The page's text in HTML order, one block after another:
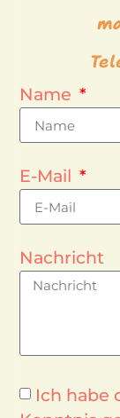
Name
E-Mail
Nachricht
Ich habe